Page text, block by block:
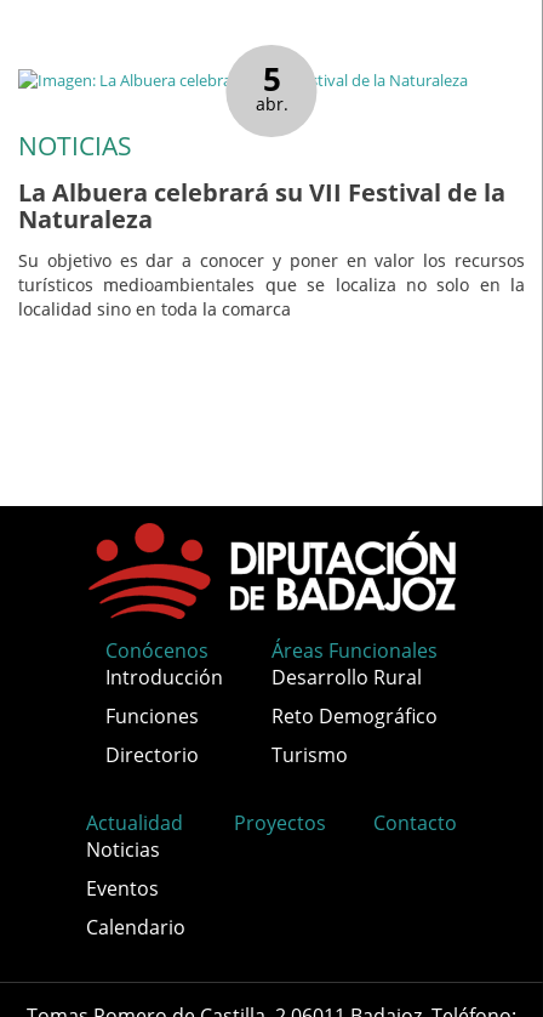
5
abr.
NOTICIAS
La Albuera celebrará su VII Festival de la
Naturaleza
Su objetivo es dar a conocer y poner en valor los recursos
turísticos medioambientales que se localiza no solo en la
localidad sino en toda la comarca
Conócenos
Introducción
Funciones
Directorio
Áreas Funcionales
Desarrollo Rural
Reto Demográfico
Turismo
Actualidad
Noticias
Eventos
Calendario
Proyectos Contacto